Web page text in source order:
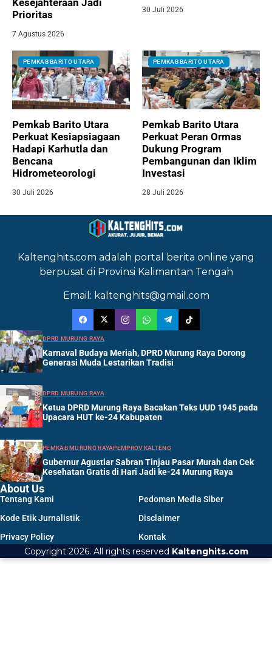
Kesejahteraan Jadi
Prioritas
7 Agustus 2026
30 Juli 2026
PEMKAB BARITO UTARA
Pemkab Barito Utara
Perkuat Kesiapsiagaan
Hadapi Karhutla dan
Bencana
Hidrometeorologi
30 Juli 2026
PEMKAB BARITO UTARA
Pemkab Barito Utara
Perkuat Peran Ormas
Dukung Program
Pembangunan dan Iklim
Investasi
28 Juli 2026
Kaltenghits.com adalah portal berita online yang
berpusat di Provinsi Kalimantan Tengah
Email: kaltenghits@gmail.com
DPRD MURUNG RAYA
Karnaval Budaya Meriah, DPRD Murung Raya Dorong
Generasi Muda Lestarikan Tradisi
DPRD MURUNG RAYA
Ketua DPRD Murung Raya Bacakan Teks UUD 1945 pada
Upacara HUT ke-24 Kabupaten
PEMKAB MURUNG RAYAPEMPROV KALTENG
Gubernur Agustiar Sabran Tinjau Pasar Murah dan Cek
Kesehatan Gratis di Hari Jadi ke-24 Murung Raya
About Us
Tentang Kami
Pedoman Media Siber
Kode Etik Jurnalistik
Disclaimer
Privacy Policy
Kontak
Copyright 2026. All rights reserved Kaltenghits.com